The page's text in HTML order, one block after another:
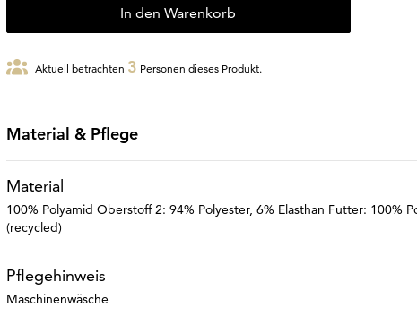
In den Warenkorb
Aktuell betrachten 3 Personen dieses Produkt.
Material & Pflege
Material
100% Polyamid Oberstoff 2: 94% Polyester, 6% Elasthan Futter: 100%
(recycled)
Pflegehinweis
Maschinenwäsche